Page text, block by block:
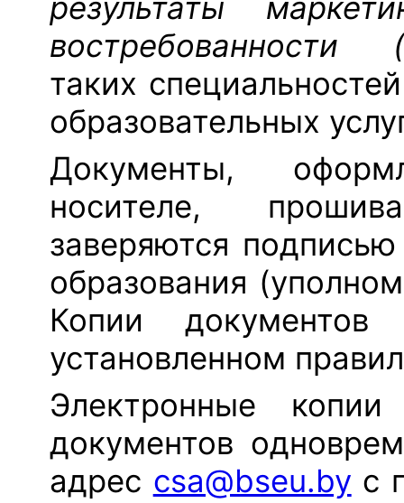
востребованности
таких
образовательных
Документы,
носителе,
заверяются
образования
Копии
установленном
Электронные
документов
адрес csa@bseu.by с